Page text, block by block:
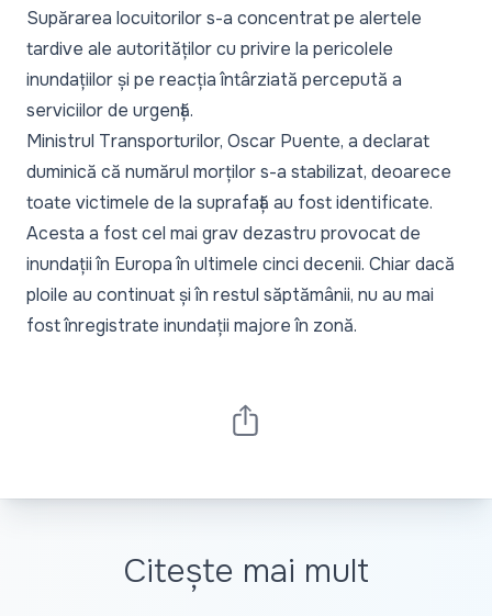
Supărarea locuitorilor s-a concentrat pe alertele
tardive ale autorităților cu privire la pericolele
inundațiilor și pe reacția întârziată percepută a
serviciilor de urgență.
Ministrul Transporturilor, Oscar Puente, a declarat
duminică că numărul morților s-a stabilizat, deoarece
toate victimele de la suprafață au fost identificate.
Acesta a fost cel mai grav dezastru provocat de
inundații în Europa în ultimele cinci decenii. Chiar dacă
ploile au continuat și în restul săptămânii, nu au mai
fost înregistrate inundații majore în zonă.
Citește mai mult